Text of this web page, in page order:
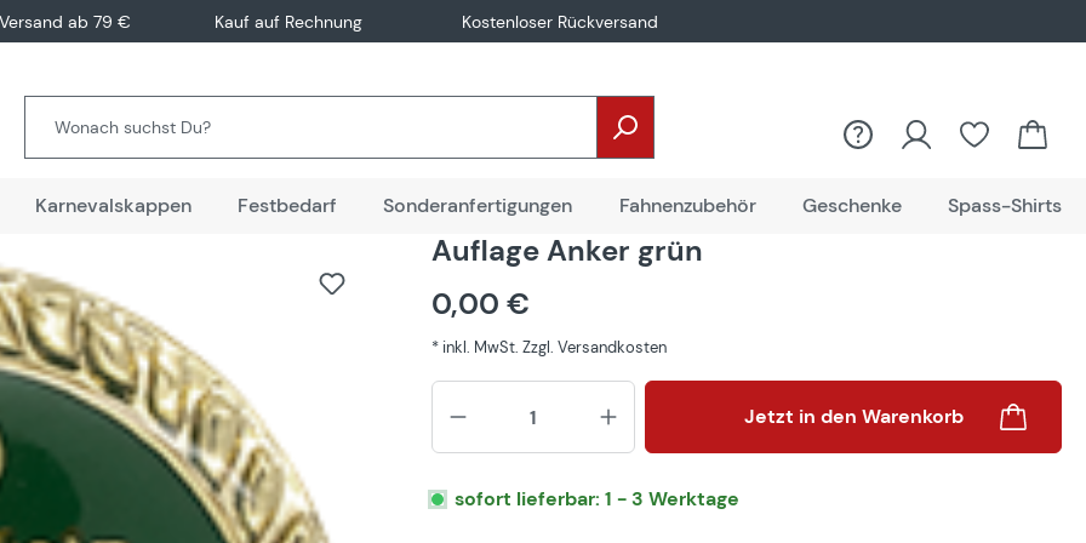
ab 79 € Kauf auf Rechnung Kostenloser Rückversand
Karnevalskappen Festbedarf Sonderanfertigungen Fahnenzubehör Geschenke Spass-Shirts
Auflage Anker grün
0,00 €
* inkl. MwSt. Zzgl. Versandkosten
Produkt Anzahl: Gib den
Jetzt in den Warenkorb
sofort lieferbar: 1 - 3 Werktage